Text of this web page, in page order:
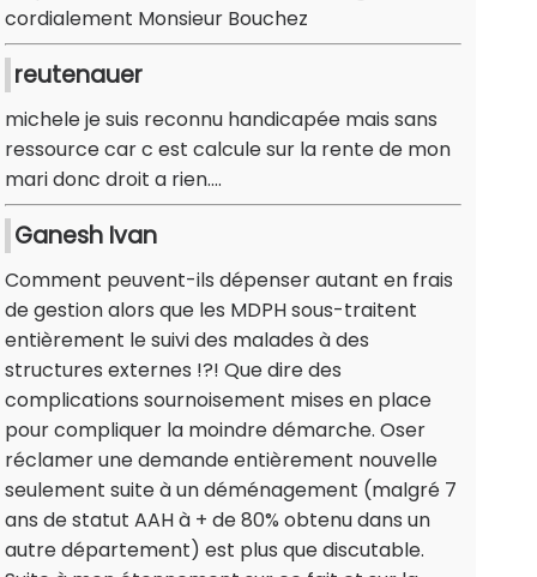
cordialement Monsieur Bouchez
reutenauer
michele je suis reconnu handicapée mais sans
ressource car c est calcule sur la rente de mon
mari donc droit a rien....
Ganesh Ivan
Comment peuvent-ils dépenser autant en frais
de gestion alors que les MDPH sous-traitent
entièrement le suivi des malades à des
structures externes !?! Que dire des
complications sournoisement mises en place
pour compliquer la moindre démarche. Oser
réclamer une demande entièrement nouvelle
seulement suite à un déménagement (malgré 7
ans de statut AAH à + de 80% obtenu dans un
autre département) est plus que discutable.